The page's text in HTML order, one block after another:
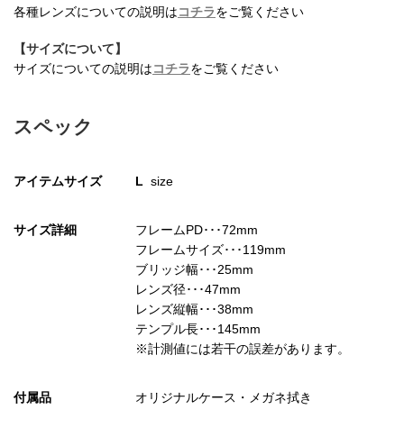
各種レンズについての説明はコチラをご覧ください
【サイズについて】
サイズについての説明はコチラをご覧ください
スペック
アイテムサイズ L size
サイズ詳細
フレームPD･･･72mm
フレームサイズ･･･119mm
ブリッジ幅･･･25mm
レンズ径･･･47mm
レンズ縦幅･･･38mm
テンプル長･･･145mm
※計測値には若干の誤差があります。
付属品 オリジナルケース・メガネ拭き